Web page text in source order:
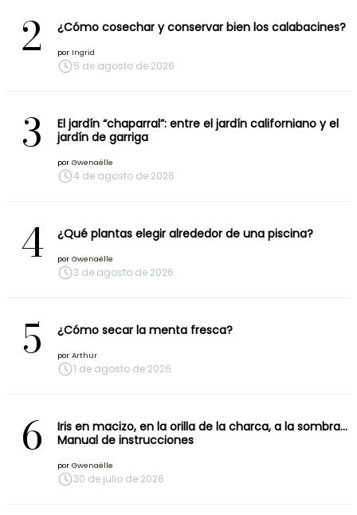
2 ¿Cómo cosechar y conservar bien los calabacines?
por Ingrid
5 de agosto de 2026
3
El jardín “chaparral”: entre el jardín californiano y el
jardín de garriga
por Gwenaëlle
4 de agosto de 2026
4 ¿Qué plantas elegir alrededor de una piscina?
por Gwenaëlle
3 de agosto de 2026
5 ¿Cómo secar la menta fresca?
por Arthur
1 de agosto de 2026
6
Iris en macizo, en la orilla de la charca, a la sombra…
Manual de instrucciones
por Gwenaëlle
30 de julio de 2026